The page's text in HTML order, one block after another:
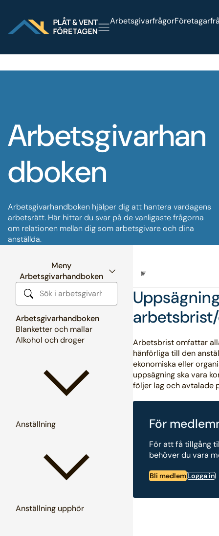
Arbetsgivarfrågor
Arbetsgivarhan
dboken
Arbetsgivarhandboken hjälper dig att hantera vardagens
arbetsrätt. Här hittar du svar på de vanligaste frågorna
om relationen mellan dig som arbetsgivare och dina
anställda.
Meny
Arbetsgivarhandboken
Sök i arbetsgivarhandboken
Arbetsgivarhandboken
Blanketter och mallar
Alkohol och droger
Anställning
Anställning upphör
Arbetsbrist omfattar
hänförliga till den
ekonomiska eller
uppsägning ska vara
följer lag och avtalade
För
För att få tillgång
behöver du vara
Bli medlemLogga in